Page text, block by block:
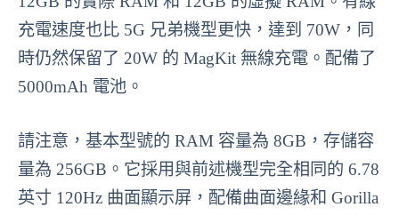
充電速度也比 5G 兄弟機型更快，達到 70W，同
時仍然保留了 20W 的 MagKit 無線充電。配備了
5000mAh 電池。
請注意，基本型號的 RAM 容量為 8GB，存儲容
量為 256GB。它採用與前述機型完全相同的 6.78
英寸 120Hz 曲面顯示屏，配備曲面邊緣和 Gorilla